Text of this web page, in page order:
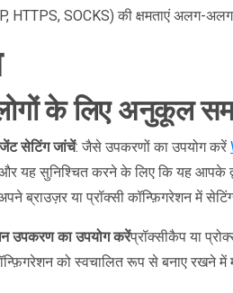
HTTPS, SOCKS) की क्षमताएं अलग-अलग
के लिए अनुकूल
सेटिंग जांचें: जैसे उपकरणों का उपयोग करें
यह सुनिश्चित करने के लिए कि यह आपके
ब्राउज़र या प्रॉक्सी कॉन्फ़िगरेशन में
उपकरण का उपयोग करेंप्रॉक्सीकैप या
को स्वचालित रूप से बनाए रखने